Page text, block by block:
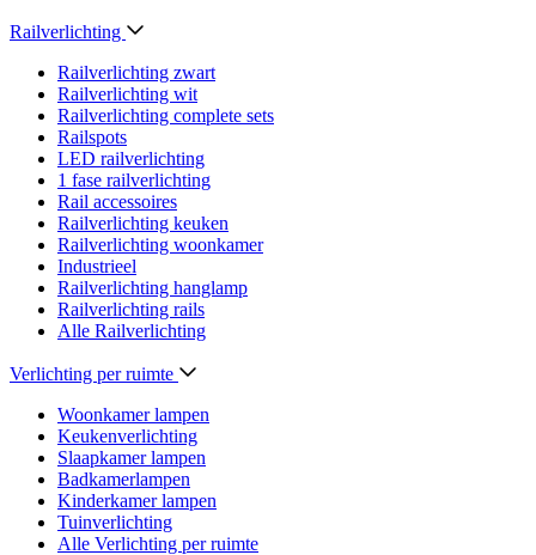
Railverlichting
Railverlichting zwart
Railverlichting wit
Railverlichting complete sets
Railspots
LED railverlichting
1 fase railverlichting
Rail accessoires
Railverlichting keuken
Railverlichting woonkamer
Industrieel
Railverlichting hanglamp
Railverlichting rails
Alle Railverlichting
Verlichting per ruimte
Woonkamer lampen
Keukenverlichting
Slaapkamer lampen
Badkamerlampen
Kinderkamer lampen
Tuinverlichting
Alle Verlichting per ruimte